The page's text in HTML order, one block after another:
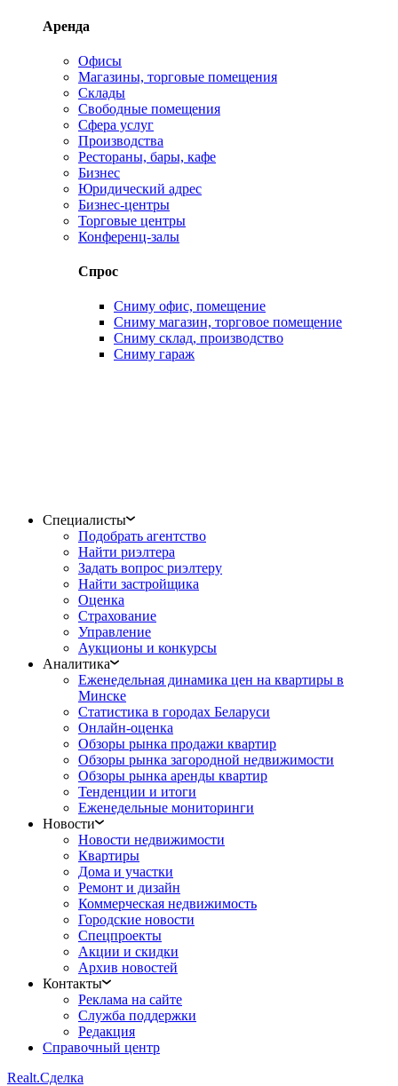
Аренда
Офисы
Магазины, торговые помещения
Склады
Свободные помещения
Сфера услуг
Производства
Рестораны, бары, кафе
Бизнес
Юридический адрес
Бизнес-центры
Торговые центры
Конференц-залы
Спрос
Сниму офис, помещение
Сниму магазин, торговое помещение
Сниму склад, производство
Сниму гараж
Специалисты
Подобрать агентство
Найти риэлтера
Задать вопрос риэлтеру
Найти застройщика
Оценка
Страхование
Управление
Аукционы и конкурсы
Аналитика
Еженедельная динамика цен на квартиры в
Минске
Статистика в городах Беларуси
Онлайн-оценка
Обзоры рынка продажи квартир
Обзоры рынка загородной недвижимости
Обзоры рынка аренды квартир
Тенденции и итоги
Еженедельные мониторинги
Новости
Новости недвижимости
Квартиры
Дома и участки
Ремонт и дизайн
Коммерческая недвижимость
Городские новости
Спецпроекты
Акции и скидки
Архив новостей
Контакты
Реклама на сайте
Служба поддержки
Редакция
Справочный центр
Realt.Сделка